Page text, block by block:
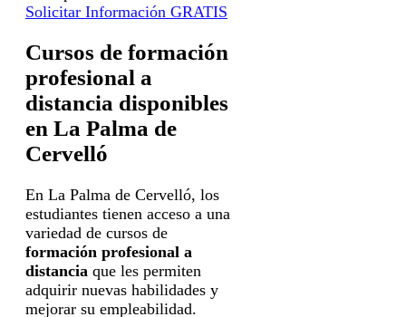
Solicitar Información GRATIS
Cursos de formación
profesional a
distancia disponibles
en La Palma de
Cervelló
En La Palma de Cervelló, los
estudiantes tienen acceso a una
variedad de cursos de
formación profesional a
distancia que les permiten
adquirir nuevas habilidades y
mejorar su empleabilidad.